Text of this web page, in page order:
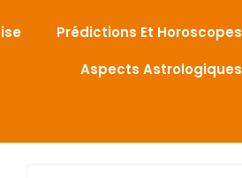
Prédictions Et Horoscopes
Aspects Astrologiques